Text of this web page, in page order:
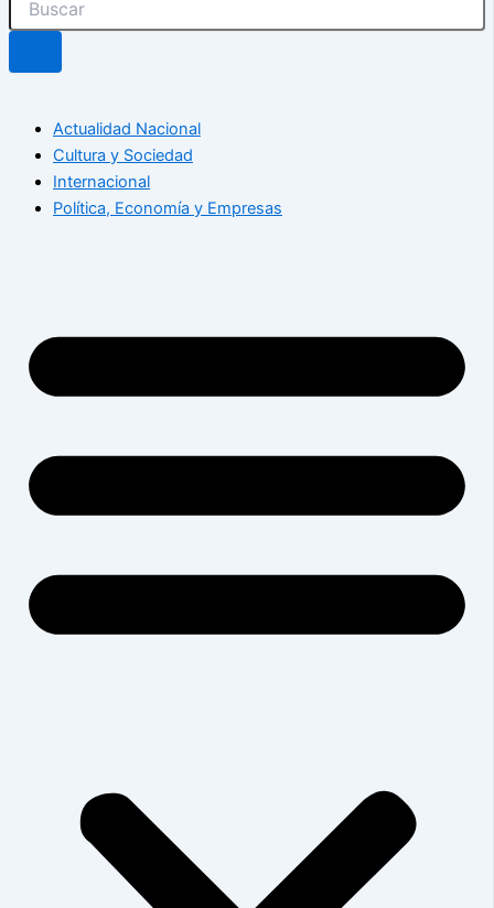
Actualidad Nacional
Cultura y Sociedad
Internacional
Política, Economía y Empresas